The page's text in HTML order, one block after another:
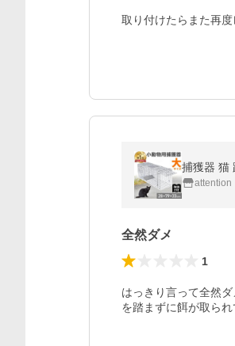
取り付けたらまた再度
捕獲器 猫
attention
全然ダメ
1
はっきり言って全然
を踏まずに餌が取ら